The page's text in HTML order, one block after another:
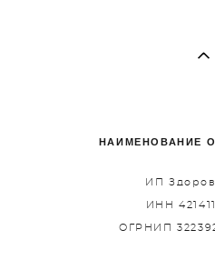
НАИМЕНОВАНИЕ
ИП
ИНН
ОГРНИП